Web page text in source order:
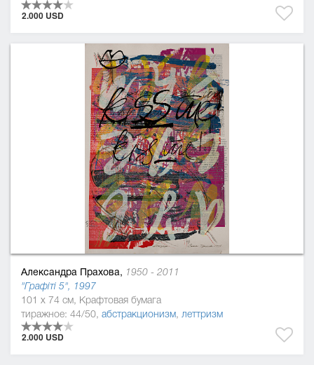
2.000 USD
Александра Прахова, 1950 - 2011
"Графіті 5", 1997
101 x 74 см, Крафтовая бумага
тиражное: 44/50, абстракционизм, леттризм
2.000 USD